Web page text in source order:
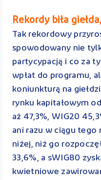
Rekordy biła
Tak rekordowy
spowodowany nie
partycypacją i co za
wpłat do programu,
koniunkturą na
rynku kapitałowym
aż 47,3%, WIG20
ani razu w ciągu tego
niżej, niż go
33,6%, a sWIG80
kwietniowe